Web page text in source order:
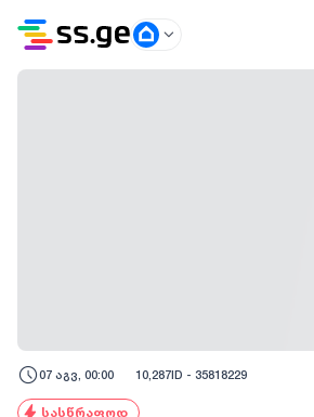
07 აგვ, 00:00 10,287ID - 35818229
სასწრაფოდ